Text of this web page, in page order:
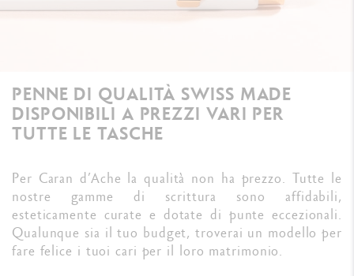
PENNE DI QUALITÀ SWISS MADE
DISPONIBILI A PREZZI VARI PER
TUTTE LE TASCHE
Per Caran d’Ache la qualità non ha prezzo. Tutte le
nostre gamme di scrittura sono affidabili,
esteticamente curate e dotate di punte eccezionali.
Qualunque sia il tuo budget, troverai un modello per
fare felice i tuoi cari per il loro matrimonio.